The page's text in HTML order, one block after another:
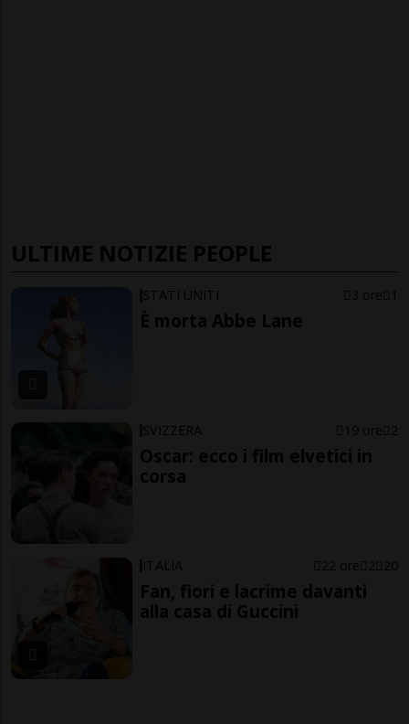
ULTIME NOTIZIE PEOPLE
STATI UNITI 3 ore 1
È morta Abbe Lane
SVIZZERA 19 ore 2
Oscar: ecco i film elvetici in
corsa
ITALIA 22 ore 2 20
Fan, fiori e lacrime davanti
alla casa di Guccini